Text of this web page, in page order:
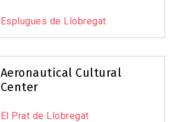
Leaflet |© OpenStreetMap contributors
Esplugues de Llobregat
Aeronautical Cultural
Center
El Prat de Llobregat